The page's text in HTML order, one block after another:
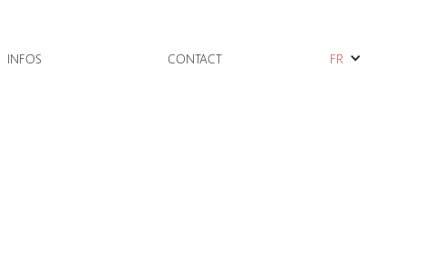
INFOS CONTACT FR